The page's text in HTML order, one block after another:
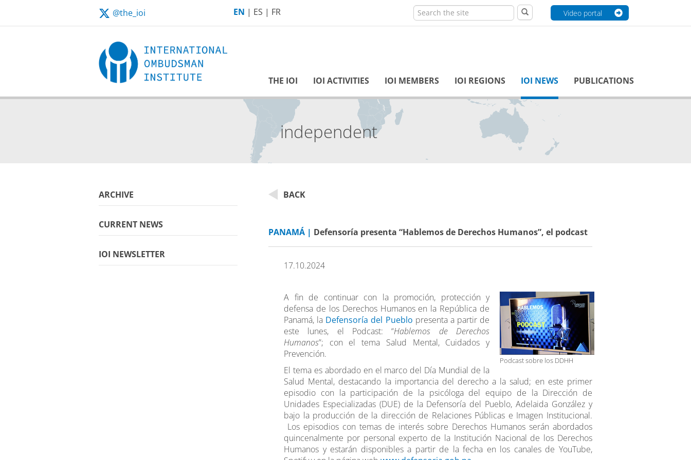
@the_ioi EN | ES | FR Video portal
THE IOI IOI ACTIVITIES IOI MEMBERS IOI REGIONS IOI NEWS PUBLICATIONS
ARCHIVE
CURRENT NEWS
IOI NEWSLETTER
BACK
PANAMÁ | Defensoría presenta “Hablemos de Derechos Humanos”, el podcast
17.10.2024
Podcast sobre los DDHH
A fin de continuar con la promoción, protección y
defensa de los Derechos Humanos en la República de
Panamá, la Defensoría del Pueblo presenta a partir de
este lunes, el Podcast: “Hablemos de Derechos
Humanos”; con el tema Salud Mental, Cuidados y
Prevención.
El tema es abordado en el marco del Día Mundial de la
Salud Mental, destacando la importancia del derecho a la salud; en este primer
episodio con la participación de la psicóloga del equipo de la Dirección de
Unidades Especializadas (DUE) de la Defensoría del Pueblo, Adelaida González y
bajo la producción de la dirección de Relaciones Públicas e Imagen Institucional.
Los episodios con temas de interés sobre Derechos Humanos serán abordados
quincenalmente por personal experto de la Institución Nacional de los Derechos
Humanos y estarán disponibles a partir de la fecha en los canales de YouTube,